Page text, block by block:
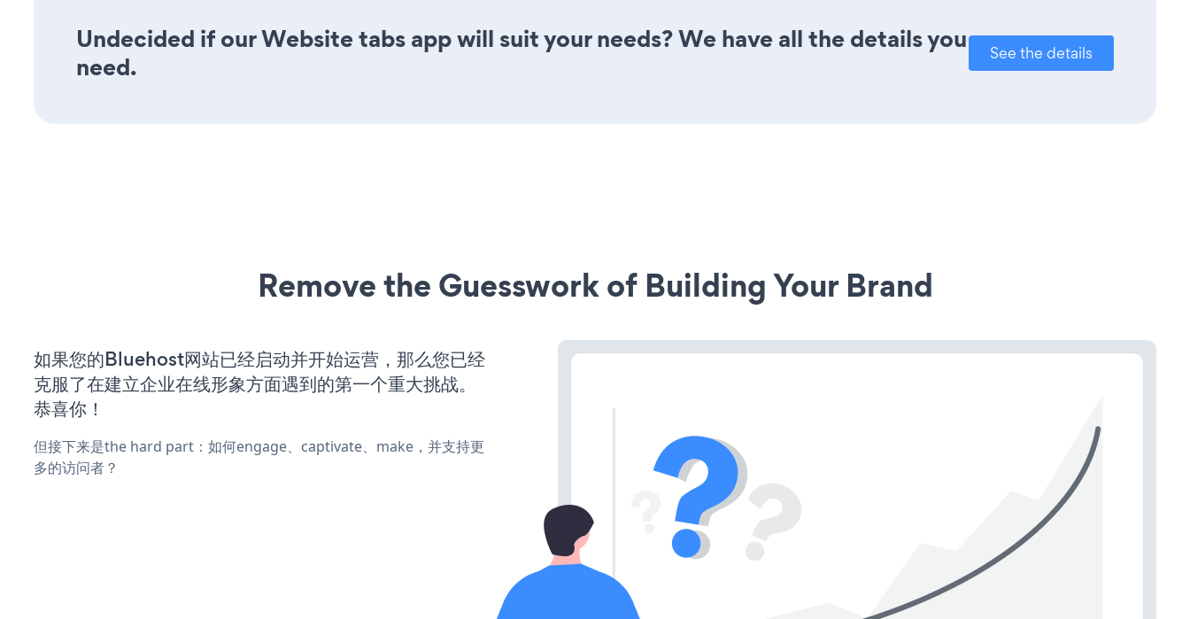
Undecided if our Website tabs app will suit your needs? We have all the details you
need.
See the details
Remove the Guesswork of Building Your Brand
如果您的Bluehost网站已经启动并开始运营，那么您已经
克服了在建立企业在线形象方面遇到的第一个重大挑战。
恭喜你！
但接下来是the hard part：如何engage、captivate、make，并支持更
多的访问者？